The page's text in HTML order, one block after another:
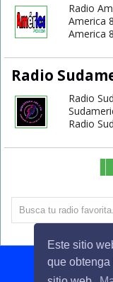
Este sitio
que
Radio
America
America
Radio
Radio
Radio